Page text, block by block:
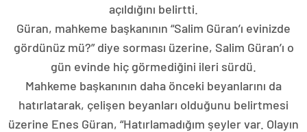
açıldığını belirtti.
Güran, mahkeme başkanının “Salim Güran’ı evinizde
gördünüz mü?” diye sorması üzerine, Salim Güran’ı o
gün evinde hiç görmediğini ileri sürdü.
Mahkeme başkanının daha önceki beyanlarını da
hatırlatarak, çelişen beyanları olduğunu belirtmesi
üzerine Enes Güran, “Hatırlamadığım şeyler var. Olayın